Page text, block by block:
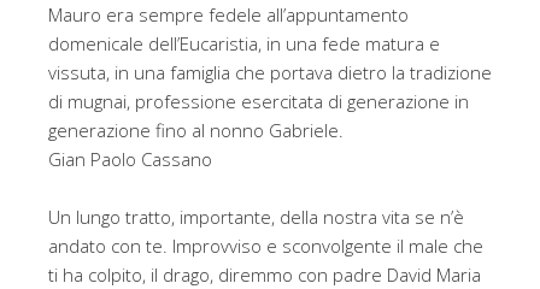
Mauro era sempre fedele all’appuntamento
domenicale dell’Eucaristia, in una fede matura e
vissuta, in una famiglia che portava dietro la tradizione
di mugnai, professione esercitata di generazione in
generazione fino al nonno Gabriele.
Gian Paolo Cassano
Un lungo tratto, importante, della nostra vita se n’è
andato con te. Improvviso e sconvolgente il male che
ti ha colpito, il drago, diremmo con padre David Maria